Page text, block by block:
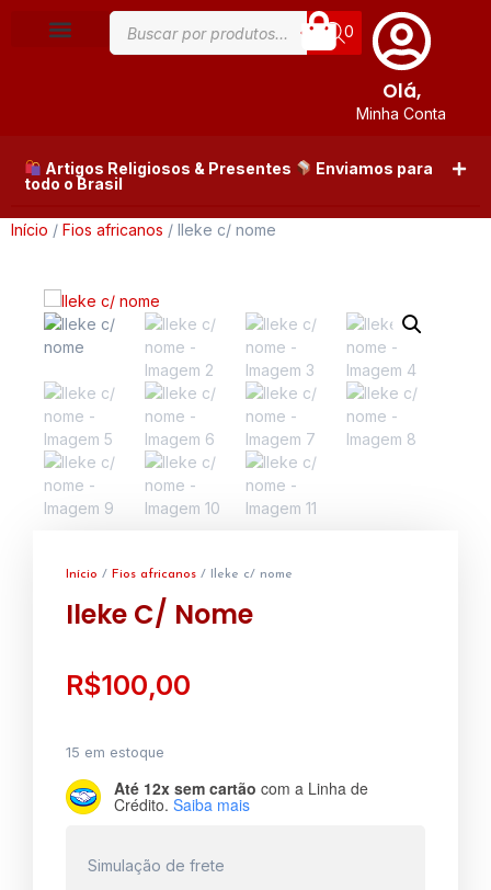
Olá,
Minha Conta
0
Artigos Religiosos & Presentes
Enviamos para
todo o Brasil
Início / Fios africanos / Ileke c/ nome
Início / Fios africanos / Ileke c/ nome
Ileke C/ Nome
R$100,00
15 em estoque
Até 12x sem cartão com a Linha de
Crédito. Saiba mais
Simulação de frete